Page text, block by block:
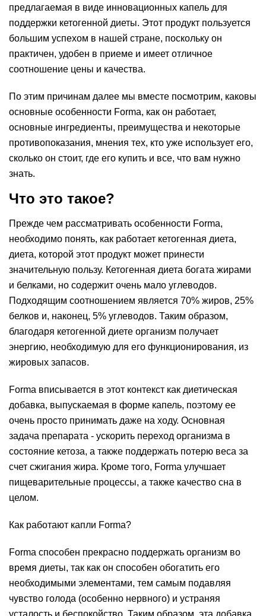
предлагаемая в виде инновационных капель для
поддержки кетогенной диеты. Этот продукт пользуется
большим успехом в нашей стране, поскольку он
практичен, удобен в приеме и имеет отличное
соотношение цены и качества.
По этим причинам далее мы вместе посмотрим, каковы
основные особенности Forma, как он работает,
основные ингредиенты, преимущества и некоторые
противопоказания, мнения тех, кто уже использует его,
сколько он стоит, где его купить и все, что вам нужно
знать.
Что это такое?
Прежде чем рассматривать особенности Forma,
необходимо понять, как работает кетогенная диета,
диета, которой этот продукт может принести
значительную пользу. Кетогенная диета богата жирами
и белками, но содержит очень мало углеводов.
Подходящим соотношением является 70% жиров, 25%
белков и, наконец, 5% углеводов. Таким образом,
благодаря кетогенной диете организм получает
энергию, необходимую для его функционирования, из
жировых запасов.
Forma вписывается в этот контекст как диетическая
добавка, выпускаемая в форме капель, поэтому ее
очень просто принимать даже на ходу. Основная
задача препарата - ускорить переход организма в
состояние кетоза, а также поддержать потерю веса за
счет сжигания жира. Кроме того, Forma улучшает
пищеварительные процессы, а также качество сна в
целом.
Как работают капли Forma?
Forma способен прекрасно поддержать организм во
время диеты, так как он способен обогатить его
необходимыми элементами, тем самым подавляя
чувство голода (особенно нервного) и устраняя
усталость и беспокойство. Таким образом, эта добавка